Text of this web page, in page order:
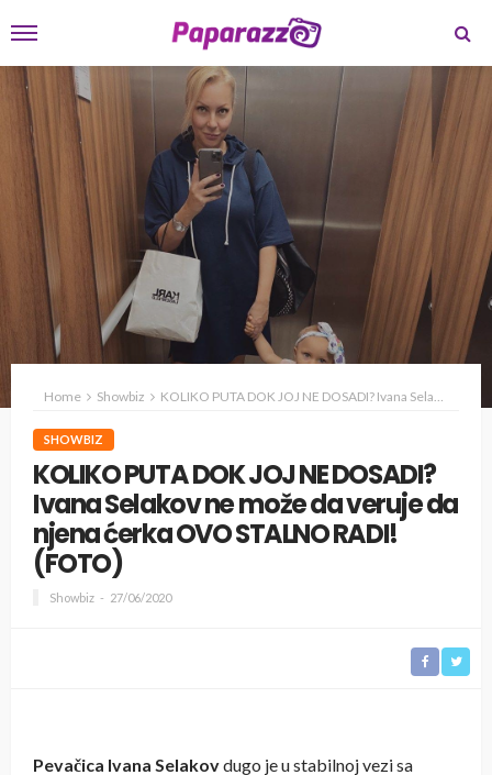
Home Showbiz KOLIKO PUTA DOK JOJ NE DOSADI? Ivana Selakov ne može da veruje da njena ćerka OVO STALNO RADI! (FOTO)
SHOWBIZ
KOLIKO PUTA DOK JOJ NE DOSADI?
Ivana Selakov ne može da veruje da
njena ćerka OVO STALNO RADI!
(FOTO)
Showbiz 27/06/2020
Pevačica Ivana Selakovdugo je u stabilnoj vezi sa